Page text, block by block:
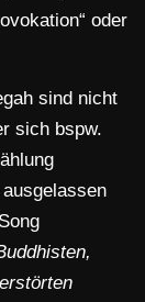
oder
sind nicht
sich bspw.